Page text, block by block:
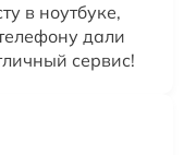
в ноутбуке,
дали
сервис!